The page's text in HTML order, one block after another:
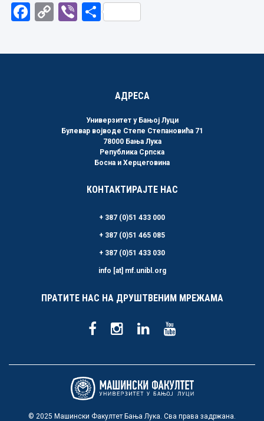
Facebook
CopyViberShare
АДРЕСА
Универзитет у Бањој Луци
Булевар војводе Степе Степановића 71
78000 Бања Лука
Република Српска
Босна и Херцеговина
КОНТАКТИРАЈТЕ НАС
+ 387 (0)51 433 000
+ 387 (0)51 465 085
+ 387 (0)51 433 030
info [at] mf.unibl.org
ПРАТИТЕ НАС НА ДРУШТВЕНИМ МРЕЖАМА
© 2025 Машински Факултет Бања Лука. Сва права задржана.